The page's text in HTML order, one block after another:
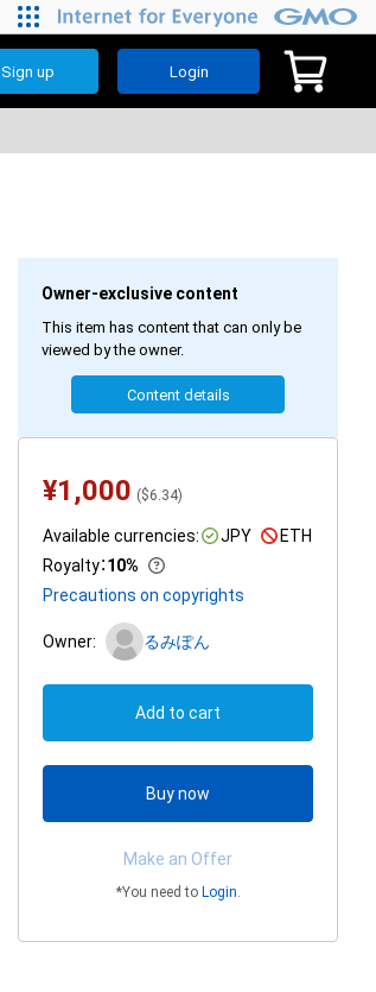
Sign up Login
Owner-exclusive content
This item has content that can only be
viewed by the owner.
Content details
¥1,000 ($6.34)
Available currencies: JPY
ETH
Royalty：10%
Precautions on copyrights
Owner: るみぽん
Add to cart
Buy now
Make an Offer
*You need to Login.